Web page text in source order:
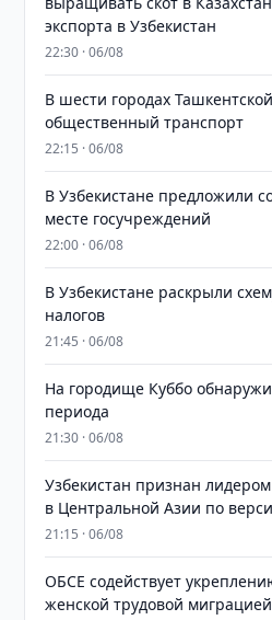
экспорта в Узбекистан
22:30 · 06/08
В шести городах
общественный транспорт
22:15 · 06/08
В Узбекистане предложили
месте госучреждений
22:00 · 06/08
В Узбекистане раскрыли
налогов
21:45 · 06/08
На городище Куббо
периода
21:30 · 06/08
Узбекистан признан лидером
в Центральной Азии по
21:15 · 06/08
ОБСЕ содействует
женской трудовой